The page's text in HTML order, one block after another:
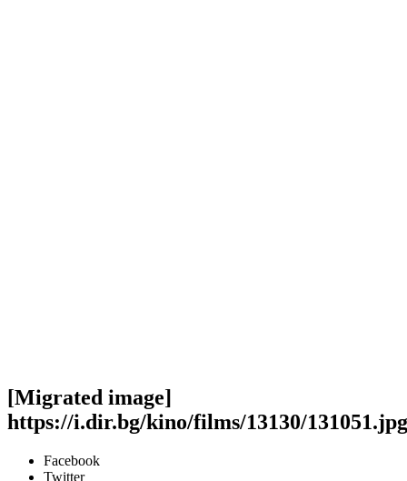
[Migrated image]
https://i.dir.bg/kino/films/13130/131051.jpg
Facebook
Twitter